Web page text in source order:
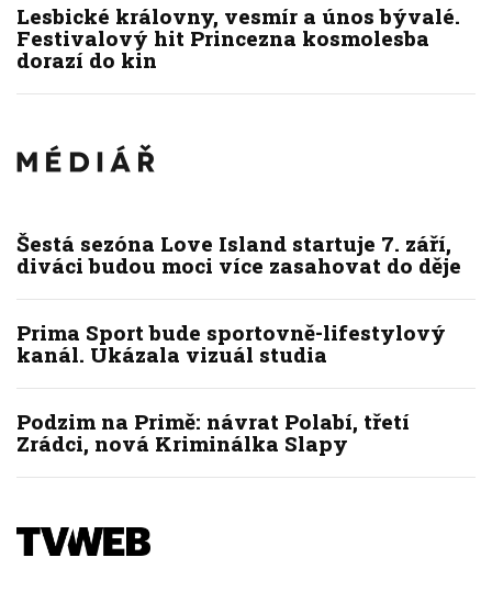
Lesbické královny, vesmír a únos bývalé.
Festivalový hit Princezna kosmolesba
dorazí do kin
Šestá sezóna Love Island startuje 7. září,
diváci budou moci více zasahovat do děje
Prima Sport bude sportovně-lifestylový
kanál. Ukázala vizuál studia
Podzim na Primě: návrat Polabí, třetí
Zrádci, nová Kriminálka Slapy